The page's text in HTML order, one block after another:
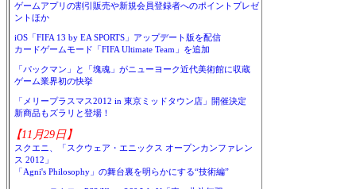
ゲームアプリの割引販売や新規会員登録者へのポイントプレゼ
ントほか
iOS「FIFA 13 by EA SPORTS」アップデート版を配信
カードゲームモード「FIFA Ultimate Team」を追加
「パックマン」と「塊魂」がニューヨーク近代美術館に収蔵
ゲーム業界初の快挙
「メリープラスマス2012 in 東京ミッドタウン店」開催決定
新商品もズラリと登場！
【11月29日】
スクエニ、「スクウェア・エニックス オープンカンファレン
ス 2012」
「Agni's Philosophy」の舞台裏を明らかにする“技術編”